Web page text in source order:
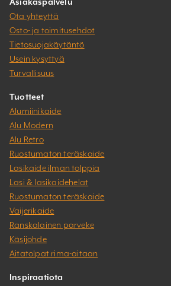
Asiakaspalvelu
Ota yhteyttä
Osto- ja toimitusehdot
Tietosuojakäytäntö
Usein kysyttyä
Turvallisuus
Tuotteet
Alumiinikaide
Alu Modern
Alu Retro
Ruostumaton teräskaide
Lasikaide ilman tolppia
Lasi & lasikaidehelat
Ruostumaton teräskaide
Vaijerikaide
Ranskalainen parveke
Käsijohde
Aitatolpat rima-aitaan
Inspiraatiota